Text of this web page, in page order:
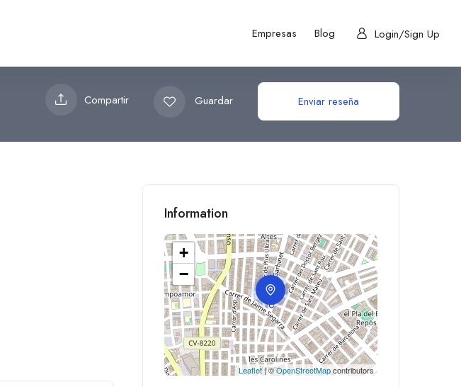
Empresas Blog Login/Sign Up
Compartir Guardar Enviar reseña
Information
+
−
Leaflet| ©OpenStreetMapcontributors